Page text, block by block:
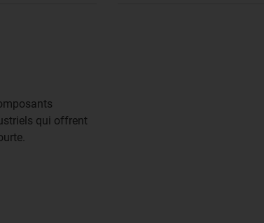
qui offrent